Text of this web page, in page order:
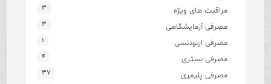
مراقبت های ویژه ۳
مصرفی آزمایشگاهی ۳
مصرفی ارتودنسی ۱
مصرفی بستری ۴
مصرفی پلیمری ۳۷